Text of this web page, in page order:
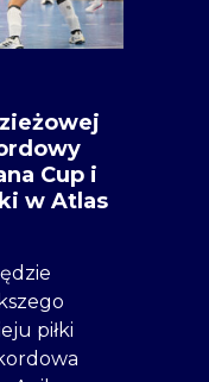
Cup i
w Atlas
piłki